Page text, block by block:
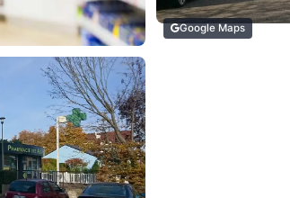
Google Maps